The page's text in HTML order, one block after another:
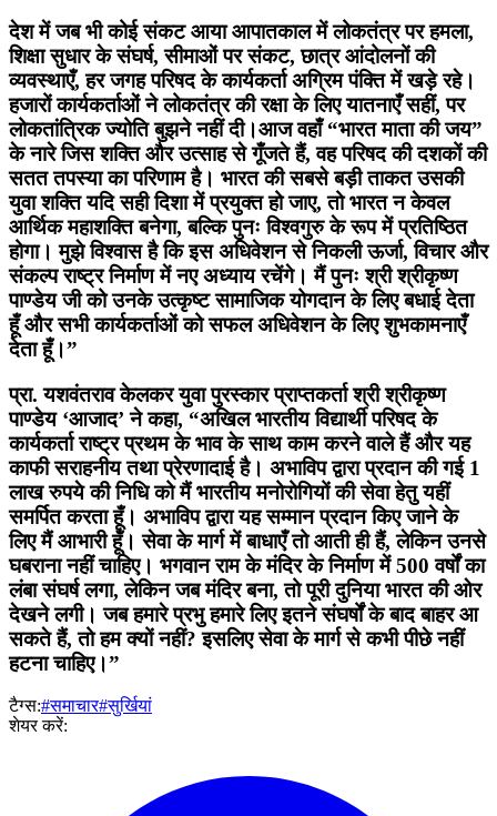
देश में जब भी कोई संकट आया आपातकाल में लोकतंत्र पर हमला,
शिक्षा सुधार के संघर्ष, सीमाओं पर संकट, छात्र आंदोलनों की
व्यवस्थाएँ, हर जगह परिषद के कार्यकर्ता अग्रिम पंक्ति में खड़े रहे।
हजारों कार्यकर्ताओं ने लोकतंत्र की रक्षा के लिए यातनाएँ सहीं, पर
लोकतांत्रिक ज्योति बुझने नहीं दी।आज वहाँ “भारत माता की जय”
के नारे जिस शक्ति और उत्साह से गूँजते हैं, वह परिषद की दशकों की
सतत तपस्या का परिणाम है। भारत की सबसे बड़ी ताकत उसकी
युवा शक्ति यदि सही दिशा में प्रयुक्त हो जाए, तो भारत न केवल
आर्थिक महाशक्ति बनेगा, बल्कि पुनः विश्वगुरु के रूप में प्रतिष्ठित
होगा। मुझे विश्वास है कि इस अधिवेशन से निकली ऊर्जा, विचार और
संकल्प राष्ट्र निर्माण में नए अध्याय रचेंगे। मैं पुनः श्री श्रीकृष्ण
पाण्डेय जी को उनके उत्कृष्ट सामाजिक योगदान के लिए बधाई देता
हूँ और सभी कार्यकर्ताओं को सफल अधिवेशन के लिए शुभकामनाएँ
देता हूँ।”
प्रा. यशवंतराव केलकर युवा पुरस्कार प्राप्तकर्ता श्री श्रीकृष्ण
पाण्डेय ‘आजाद’ ने कहा, “अखिल भारतीय विद्यार्थी परिषद के
कार्यकर्ता राष्ट्र प्रथम के भाव के साथ काम करने वाले हैं और यह
काफी सराहनीय तथा प्रेरणादाई है। अभाविप द्वारा प्रदान की गई 1
लाख रुपये की निधि को मैं भारतीय मनोरोगियों की सेवा हेतु यहीं
समर्पित करता हूँ। अभाविप द्वारा यह सम्मान प्रदान किए जाने के
लिए मैं आभारी हूँ। सेवा के मार्ग में बाधाएँ तो आती ही हैं, लेकिन उनसे
घबराना नहीं चाहिए। भगवान राम के मंदिर के निर्माण में 500 वर्षों का
लंबा संघर्ष लगा, लेकिन जब मंदिर बना, तो पूरी दुनिया भारत की ओर
देखने लगी। जब हमारे प्रभु हमारे लिए इतने संघर्षों के बाद बाहर आ
सकते हैं, तो हम क्यों नहीं? इसलिए सेवा के मार्ग से कभी पीछे नहीं
हटना चाहिए।”
टैग्स:#समाचार#सुर्खियां
शेयर करें: